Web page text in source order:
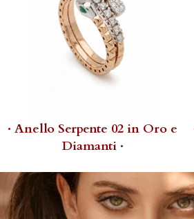
· Anello Serpente 02 in Oro e
Diamanti ·